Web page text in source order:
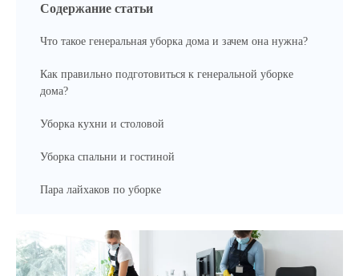
Содержание статьи
Что такое генеральная уборка дома и зачем она нужна?
Как правильно подготовиться к генеральной уборке
дома?
Уборка кухни и столовой
Уборка спальни и гостиной
Пара лайхаков по уборке